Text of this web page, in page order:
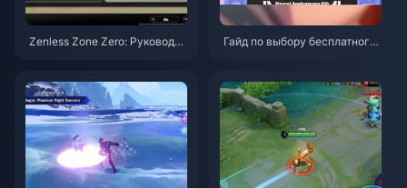
Zenless Zone Zero: Руководст
Гайд по выбору бесплатного